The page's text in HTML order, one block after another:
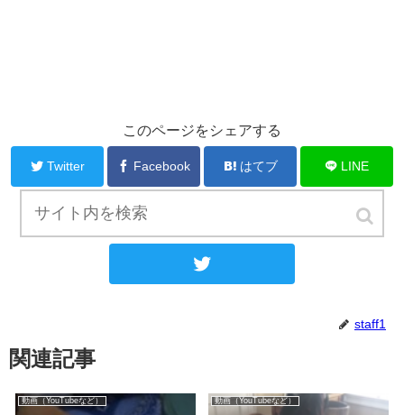
このページをシェアする
Twitter Facebook はてブ LINE
staff1
関連記事
動画（YouTubeなど） 動画（YouTubeなど）